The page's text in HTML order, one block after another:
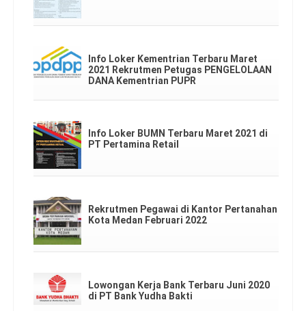
Info Loker Kementrian Terbaru Maret
2021 Rekrutmen Petugas PENGELOLAAN
DANA Kementrian PUPR
Info Loker BUMN Terbaru Maret 2021 di
PT Pertamina Retail
Rekrutmen Pegawai di Kantor Pertanahan
Kota Medan Februari 2022
Lowongan Kerja Bank Terbaru Juni 2020
di PT Bank Yudha Bakti